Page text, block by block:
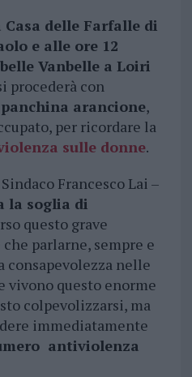
Casa delle Farfalle di
e alle ore 12
Vanbelle a Loiri
procederà con
panchina arancione,
per ricordare la
sulle donne.
Francesco Lai –
la soglia di
questo grave
che parlarne, sempre e
consapevolezza nelle
vivono questo enorme
colpevolizzarsi, ma
immediatamente
antiviolenza